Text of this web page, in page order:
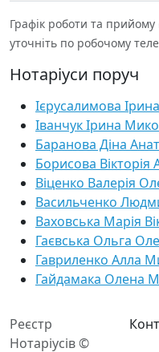
Графік роботи та
уточніть по робочому
Нотаріуси поруч
Ієрусалимова
Іванчук Ірина
Баранова Діна
Борисова Вікторія
Віценко Валерія
Васильченко
Ваховська Марія
Гаєвська Ольга
Гавриленко Алла
Гайдамака Олена
Реєстр
Нотаріусів ©